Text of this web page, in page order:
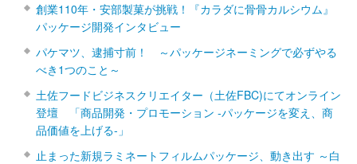
創業110年・安部製菓が挑戦！『カラダに骨骨カルシウム』
パッケージ開発インタビュー
パケマツ、逮捕寸前！ ～パッケージネーミングで必ずやる
べき1つのこと～
土佐フードビジネスクリエイター（土佐FBC)にてオンライン
登壇 「商品開発・プロモーション ‐パッケージを変え、商
品価値を上げる‐」
止まった新規ラミネートフィルムパッケージ、動き出す ～白